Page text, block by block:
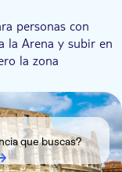
que tiene un
personas con
la Arena y subir en
la zona
Hay algunas
terreno es
el itinerario.
grandes,
pequeños. No
que buscas?